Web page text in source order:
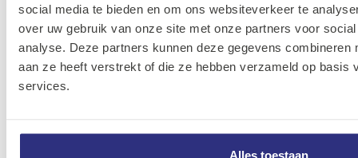
social media te bieden en om ons websiteverkeer te
over uw gebruik van onze site met onze partners voor
analyse. Deze partners kunnen deze gegevens combineren
aan ze heeft verstrekt of die ze hebben verzameld op basis
services.
Alles toestaan
Knipex 37 13 125
elek.vlakgriptang
chr.125mm 37
06K-
371312500000
4003773043638
chr.125mm 37